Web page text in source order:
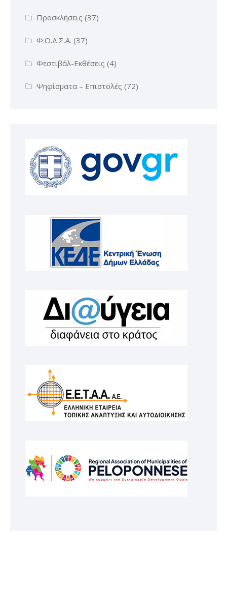
Προσκλήσεις (37)
Φ.Ο.Δ.Σ.Α. (37)
Φεστιβάλ-Εκθέσεις (4)
Ψηφίσματα – Επιστολές (72)